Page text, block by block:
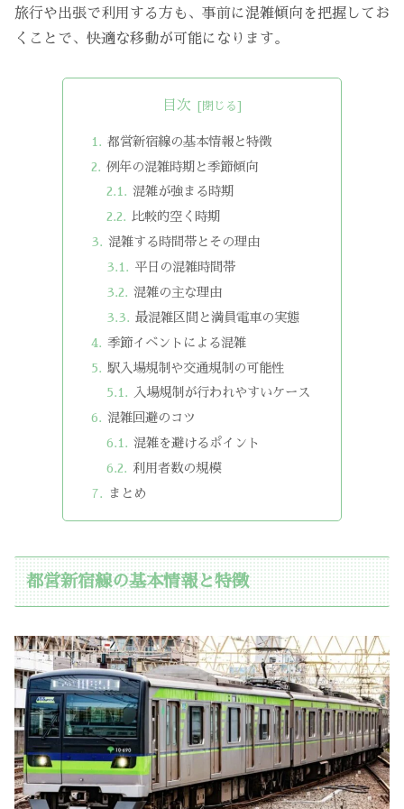
旅行や出張で利用する方も、事前に混雑傾向を把握してお
くことで、快適な移動が可能になります。
目次
都営新宿線の基本情報と特徴
例年の混雑時期と季節傾向
混雑が強まる時期
比較的空く時期
混雑する時間帯とその理由
平日の混雑時間帯
混雑の主な理由
最混雑区間と満員電車の実態
季節イベントによる混雑
駅入場規制や交通規制の可能性
入場規制が行われやすいケース
混雑回避のコツ
混雑を避けるポイント
利用者数の規模
まとめ
都営新宿線の基本情報と特徴